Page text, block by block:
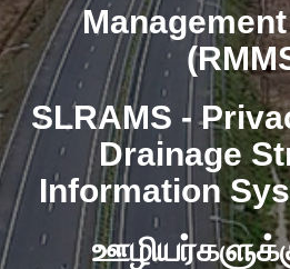
SLRAMS -
Drainage
Information